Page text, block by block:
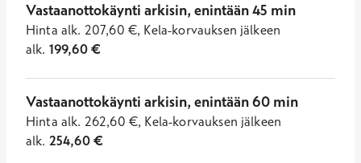
Vastaanottokäynti arkisin, enintään 45 min
Hinta alk. 207,60 €, Kela-korvauksen jälkeen
alk. 199,60€
Vastaanottokäynti arkisin, enintään 60 min
Hinta alk. 262,60 €, Kela-korvauksen jälkeen
alk. 254,60€